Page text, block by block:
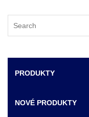
PRODUKTY
NOVÉ PRODUKTY